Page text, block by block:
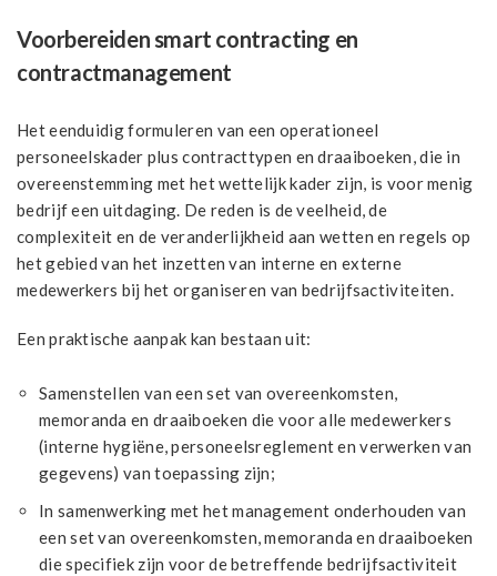
Voorbereiden smart contracting en
contractmanagement
Het eenduidig formuleren van een operationeel
personeelskader plus contracttypen en draaiboeken, die in
overeenstemming met het wettelijk kader zijn, is voor menig
bedrijf een uitdaging. De reden is de veelheid, de
complexiteit en de veranderlijkheid aan wetten en regels op
het gebied van het inzetten van interne en externe
medewerkers bij het organiseren van bedrijfsactiviteiten.
Een praktische aanpak kan bestaan uit:
Samenstellen van een set van overeenkomsten,
memoranda en draaiboeken die voor alle medewerkers
(interne hygiëne, personeelsreglement en verwerken van
gegevens) van toepassing zijn;
In samenwerking met het management onderhouden van
een set van overeenkomsten, memoranda en draaiboeken
die specifiek zijn voor de betreffende bedrijfsactiviteit